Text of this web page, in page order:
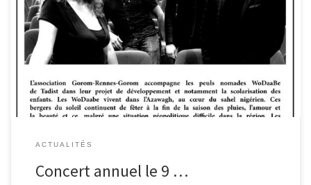
Agatha Krwawnik Quartet, le 9 novembre 2019, à 20H30, à Saint-
Jacques de Lalande. Les bénéfices seront reversés au profit des
enfants de […]
ACTUALITÉS
Concert annuel le 9 …